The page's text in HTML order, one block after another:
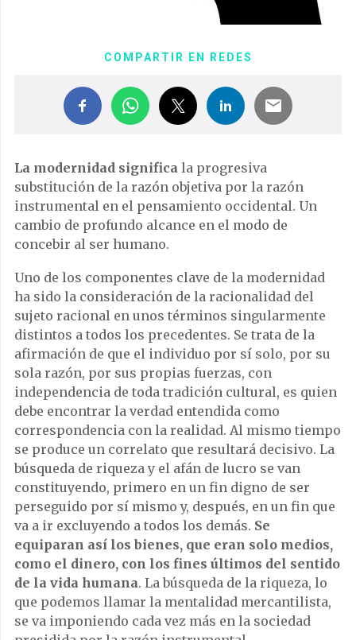
COMPARTIR EN REDES
La modernidad significa la progresiva
substitución de la razón objetiva por la razón
instrumental en el pensamiento occidental. Un
cambio de profundo alcance en el modo de
concebir al ser humano.
Uno de los componentes clave de la modernidad
ha sido la consideración de la racionalidad del
sujeto racional en unos términos singularmente
distintos a todos los precedentes. Se trata de la
afirmación de que el individuo por sí solo, por su
sola razón, por sus propias fuerzas, con
independencia de toda tradición cultural, es quien
debe encontrar la verdad entendida como
correspondencia con la realidad. Al mismo tiempo
se produce un correlato que resultará decisivo. La
búsqueda de riqueza y el afán de lucro se van
constituyendo, primero en un fin digno de ser
perseguido por sí mismo y, después, en un fin que
va a ir excluyendo a todos los demás. Se
equiparan así los bienes, que eran solo medios,
como el dinero, con los fines últimos del sentido
de la vida humana. La búsqueda de la riqueza, lo
que podemos llamar la mentalidad mercantilista,
se va imponiendo cada vez más en la sociedad